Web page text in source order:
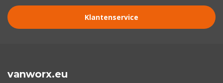
Klantenservice
vanworx.eu